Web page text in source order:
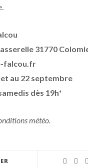
31770
falcou.fr
au 22 septembre
dès 19h*
météo.